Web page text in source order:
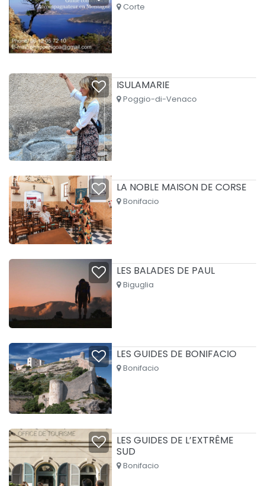
Corte
ISULAMARIE
Poggio-di-Venaco
LA NOBLE MAISON DE CORSE
Bonifacio
LES BALADES DE PAUL
Biguglia
LES GUIDES DE BONIFACIO
Bonifacio
LES GUIDES DE L’EXTRÊME
SUD
Bonifacio